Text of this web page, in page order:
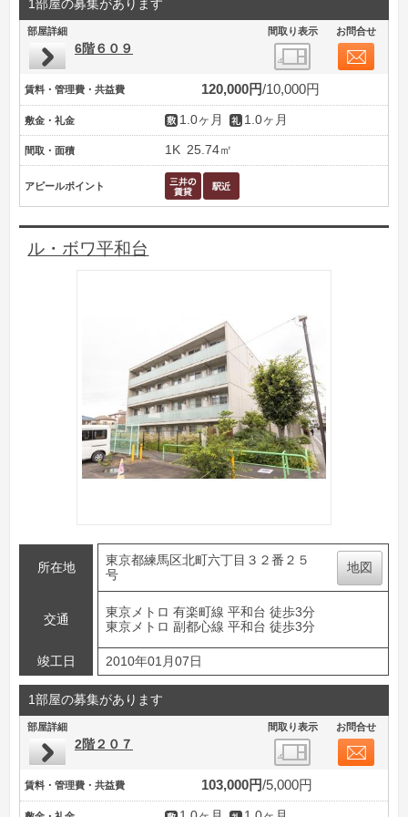
1部屋の募集があります
部屋詳細 間取り表示 お問合せ
6階６０９
賃料・管理費・共益費 120,000円 10,000円
敷金・礼金 1.0ヶ月 1.0ヶ月
間取・面積 1K 25.74㎡
アピールポイント
ル・ボワ平和台
所在地
東京都練馬区北町六丁目３２番２５
号
地図
交通
東京メトロ 有楽町線 平和台 徒歩3分
東京メトロ 副都心線 平和台 徒歩3分
竣工日 2010年01月07日
1部屋の募集があります
部屋詳細 間取り表示 お問合せ
2階２０７
賃料・管理費・共益費 103,000円 5,000円